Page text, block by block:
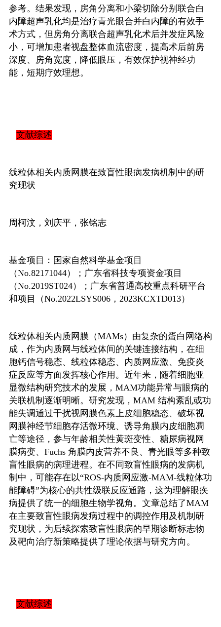
参考。结果发现，房角分离和小梁切除分别联合白
内障超声乳化均是治疗青光眼合并白内障的有效手
术方式，但房角分离联合超声乳化术后并发症风险
小，可增加患者视盘整体血流密度，提高术后前房
深度、房角宽度，降低眼压，有效保护视神经功
能，短期疗效理想。
文献综述
线粒体相关内质网膜在致盲性眼病发病机制中的研
究现状
周柯汶，刘庆平，张铭志
基金项目：国家自然科学基金项目
（No.82171044）；广东省科技专项资金项目
（No.2019ST024）；广东省普通高校重点科研平台
和项目（No.2022LSYS006， 2023KCXTD013）
线粒体相关内质网膜（MAMs）由复杂的蛋白网络构
成，作为内质网与线粒体间的关键连接结构，在细
胞钙信号稳态、线粒体稳态、内质网应激、免疫炎
症反应等方面发挥核心作用。近年来，随着细胞亚
显微结构研究技术的发展， MAM功能异常与眼病的
关联机制逐渐明晰。研究发现， MAM 结构紊乱或功
能失调通过干扰视网膜色素上皮细胞稳态、破坏视
网膜神经节细胞存活微环境、诱导角膜内皮细胞凋
亡等途径，参与年龄相关性黄斑变性、糖尿病视网
膜病变、 Fuchs 角膜内皮营养不良、青光眼等多种致
盲性眼病的病理进程。在不同致盲性眼病的发病机
制中，可能存在以“ROS-内质网应激-MAM-线粒体功
能障碍”为核心的共性级联反应通路，这为理解眼疾
病提供了统一的细胞生物学视角。文章总结了MAM
在主要致盲性眼病发病过程中的调控作用及机制研
究现状，为后续探索致盲性眼病的早期诊断标志物
及靶向治疗新策略提供了理论依据与研究方向。
文献综述